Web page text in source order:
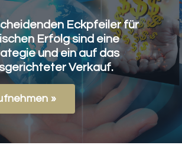
Eckpfeiler für
Erfolg sind eine
und ein auf das
Verkauf.
»